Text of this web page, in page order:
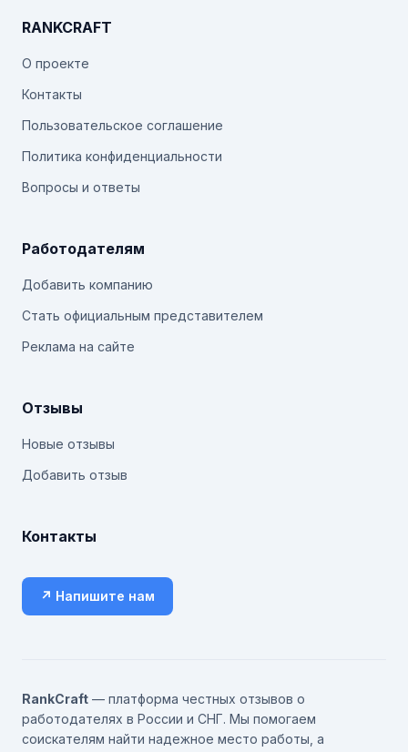
RANKCRAFT
О проекте
Контакты
Пользовательское соглашение
Политика конфиденциальности
Вопросы и ответы
Работодателям
Добавить компанию
Стать официальным представителем
Реклама на сайте
Отзывы
Новые отзывы
Добавить отзыв
Контакты
↗ Напишите нам
RankCraft — платформа честных отзывов о
работодателях в России и СНГ. Мы помогаем
соискателям найти надежное место работы, а